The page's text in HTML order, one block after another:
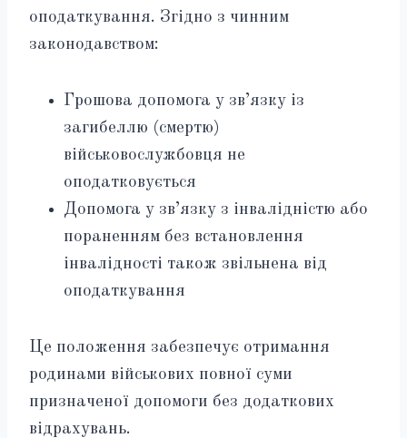
оподаткування. Згідно з чинним
законодавством:
Грошова допомога у зв’язку із
загибеллю (смертю)
військовослужбовця не
оподатковується
Допомога у зв’язку з інвалідністю або
пораненням без встановлення
інвалідності також звільнена від
оподаткування
Це положення забезпечує отримання
родинами військових повної суми
призначеної допомоги без додаткових
відрахувань.